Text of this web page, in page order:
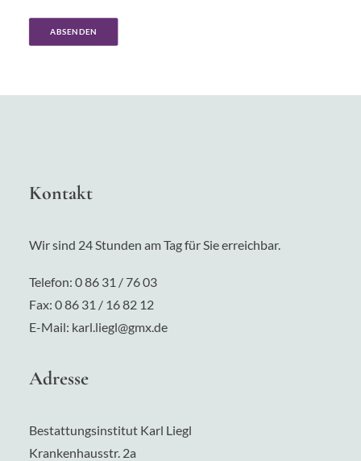
ABSENDEN
Kontakt
Wir sind 24 Stunden am Tag für Sie erreichbar.
Telefon: 0 86 31 / 76 03
Fax: 0 86 31 / 16 82 12
E-Mail: karl.liegl@gmx.de
Adresse
Bestattungsinstitut Karl Liegl
Krankenhausstr. 2a